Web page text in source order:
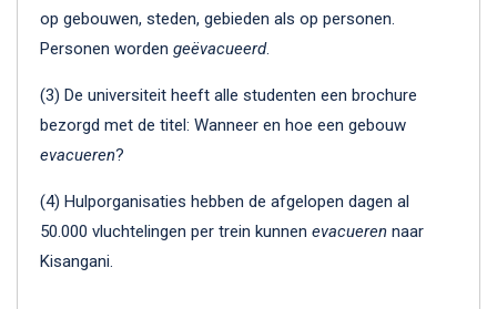
op gebouwen, steden, gebieden als op personen.
Personen worden geëvacueerd.
(3) De universiteit heeft alle studenten een brochure
bezorgd met de titel: Wanneer en hoe een gebouw
evacueren?
(4) Hulporganisaties hebben de afgelopen dagen al
50.000 vluchtelingen per trein kunnen evacueren naar
Kisangani.